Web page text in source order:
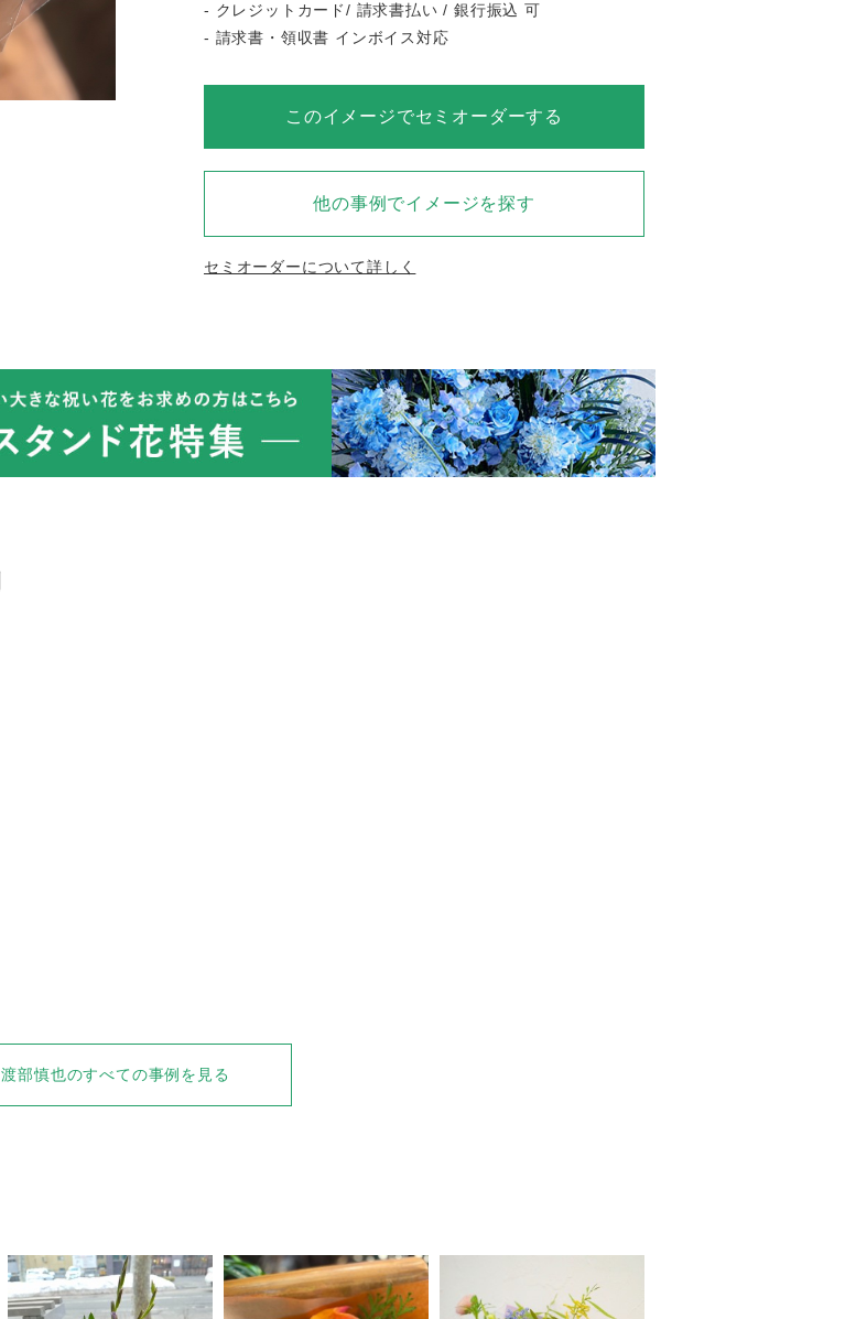
- クレジットカード/ 請求書払い / 銀行振込 可
- 請求書・領収書 インボイス対応
このイメージでセミオーダーする
他の事例でイメージを探す
セミオーダーについて詳しく
渡部慎也のすべての事例を見る